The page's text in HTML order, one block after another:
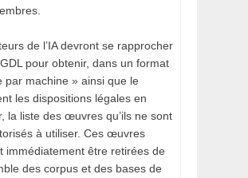
de l’IA devront se rapprocher
pour obtenir, dans un format
par machine » ainsi que le
les dispositions légales en
la liste des œuvres qu’ils ne sont
à utiliser. Ces œuvres
immédiatement être retirées de
des corpus et des bases de